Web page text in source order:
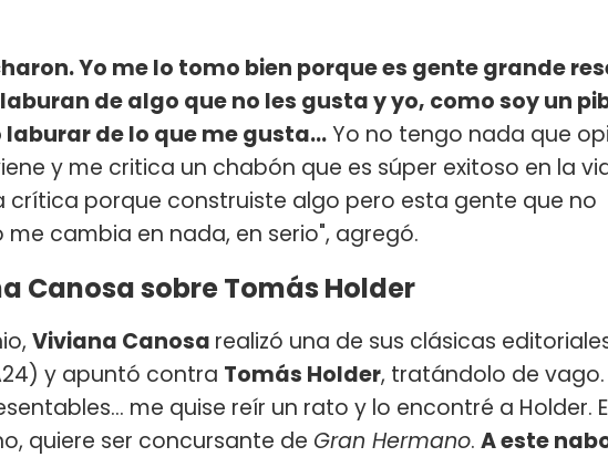
Yo me lo tomo bien porque es gente grande
de algo que no les gusta y yo, como soy un
laburar de lo que me gusta...Yo no tengo nada que
y me critica un chabón que es súper exitoso en la
crítica porque construiste algo pero esta gente que no
cambia en nada, en serio", agregó.
Canosa sobre Tomás Holder
Viviana Canosa realizó una de sus clásicas
y apuntó contra Tomás Holder, tratándolo de vago.
me quise reír un rato y lo encontré a Holder.
quiere ser concursante de Gran Hermano. A este